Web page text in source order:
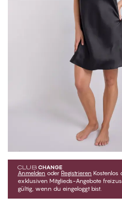
Anmelden oder Registrieren Kostenlos
exklusiven Mitglieds-Angebote
gültig, wenn du eingeloggt bist.